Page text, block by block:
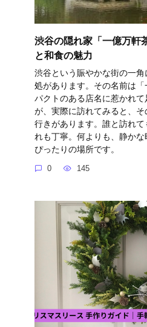
渋谷の隠れ家「一億万軒
と和食の魅力
渋谷という賑やかな街の一
処があります。その名前は
パクトのある店名に惹かれ
が、実際に訪れてみると、
行きがあります。誰と訪れ
れも丁寧。何よりも、静か
ぴったりの場所です。
0 145